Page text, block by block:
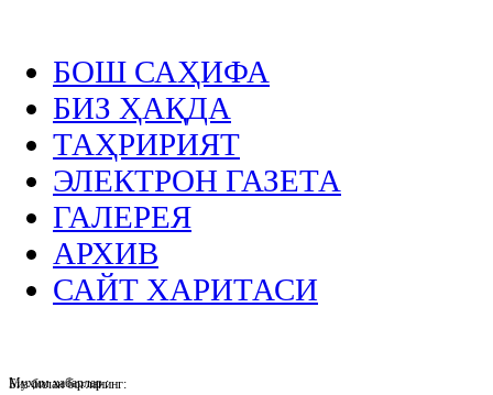
БОШ САҲИФА
БИЗ ҲАҚДА
ТАҲРИРИЯТ
ЭЛЕКТРОН ГАЗЕТА
ГАЛЕРЕЯ
АРХИВ
САЙТ ХАРИТАСИ
Муҳим хабарлар :
Биз билан боғланинг: